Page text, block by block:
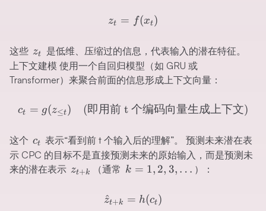
z_{t}=f(x_{t})
zt = f(xt)
这些 z_{t}
zt
是低维、压缩过的信息，代表输入的潜在特征。
上下文建模 使用一个自回归模型（如 GRU 或
Transformer）来聚合前面的信息形成上下文向量：
c_{t}=g(z_{\leq t}) \quad
ct = g(z≤t) (即用前t 个编码向量生成上下文)
这个 c_{t}
ct
表示“看到前 t 个输入后的理解”。 预测未来潜在表
示 CPC 的目标不是直接预测未来的原始输入，而是预测未
来的潜在表示 z_{t+k}
zt+k （通常 k=1,2,3,\ldots
k = 1, 2, 3, … ）：
\hat{z}_{t+k}=h(c_{t})
z
^t+k = h(ct)